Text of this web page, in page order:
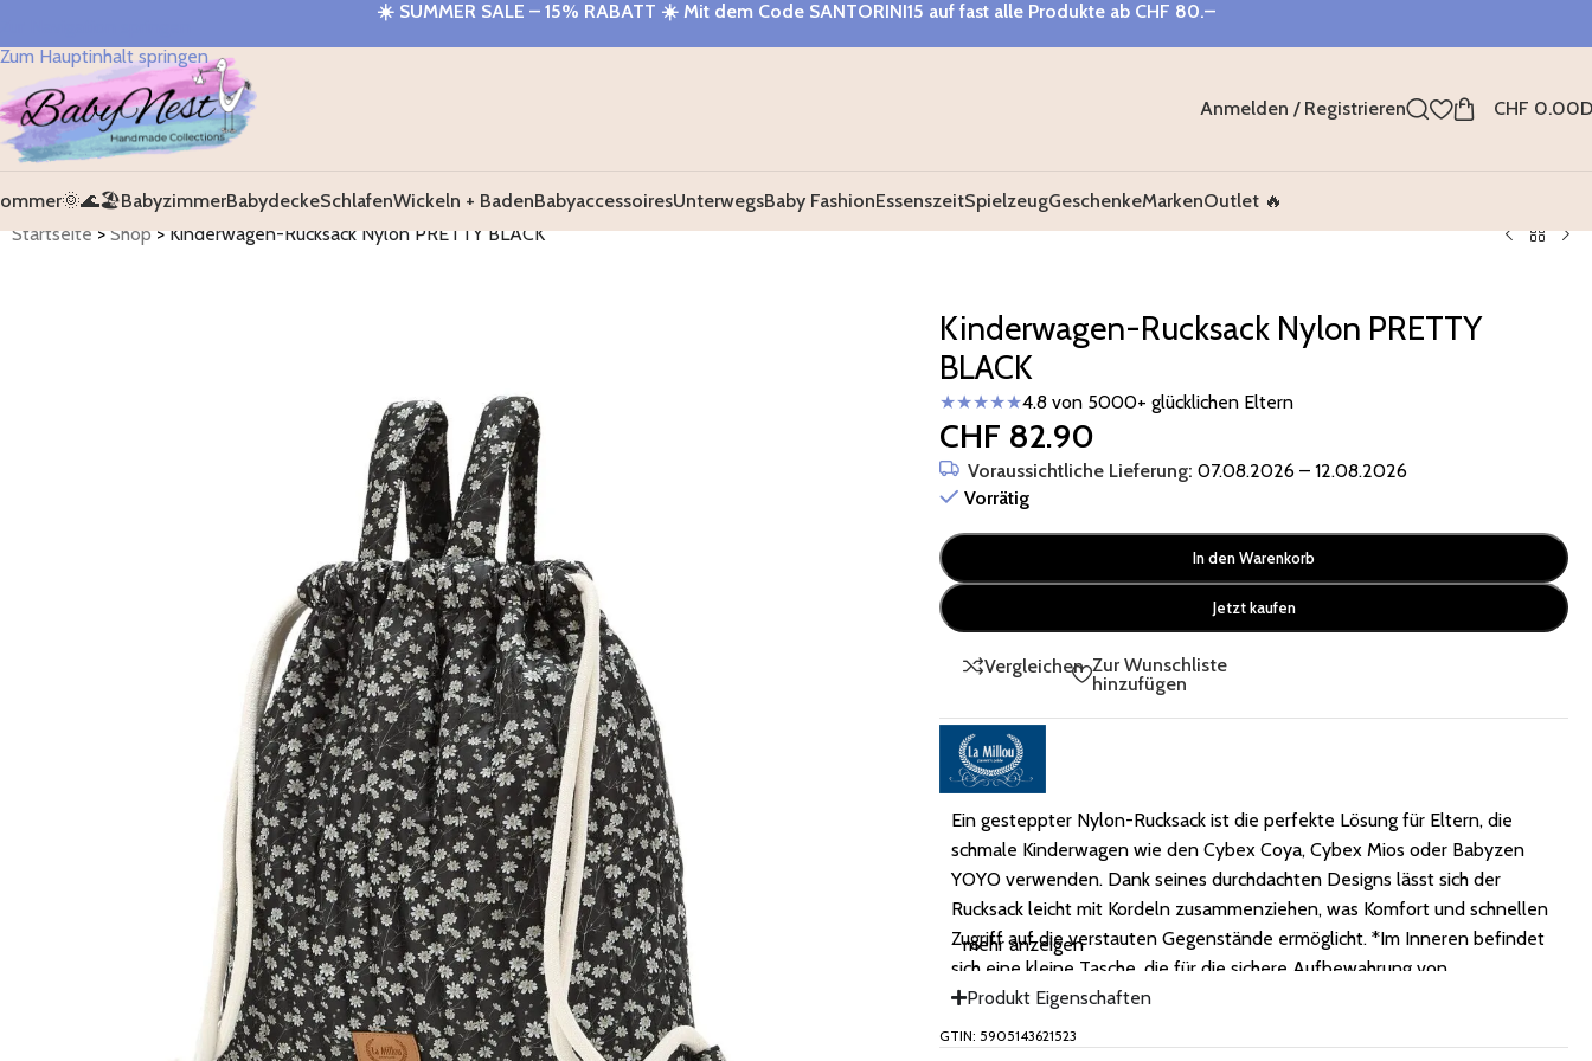
Zum Hauptinhalt springen
☀️ SUMMER SALE – 15% RABATT ☀️ Mit dem Code SANTORINI15 auf fast alle Produkte ab CHF 80.–
Anmelden / Registrieren CHF 0.00
BabyzimmerBabydeckeSchlafenWickeln + BadenBabyaccessoiresUnterwegsBaby FashionEssenszeitSpielzeugGeschenkeMarkenOutlet 🔥
Startseite>Shop>Kinderwagen-Rucksack Nylon PRETTY BLACK
Kinderwagen-Rucksack Nylon PRETTY
BLACK
★★★★★4.8 von 5000+ glücklichen Eltern
CHF 82.90
Voraussichtliche Lieferung: 07.08.2026 – 12.08.2026
Vorrätig
In den Warenkorb
Jetzt kaufen
Vergleichen Zur Wunschliste
hinzufügen
Ein gesteppter Nylon-Rucksack ist die perfekte Lösung für Eltern, die
schmale Kinderwagen wie den Cybex Coya, Cybex Mios oder Babyzen
YOYO verwenden. Dank seines durchdachten Designs lässt sich der
Rucksack leicht mit Kordeln zusammenziehen, was Komfort und schnellen
Zugriff auf die verstauten Gegenstände ermöglicht. *Im Inneren befindet
sich eine kleine Tasche, die für die sichere Aufbewahrung von
Wertgegenständen wie Schlüsseln oder einem Telefon sorgt. *Der
Rucksack kann mit Haken am Kinderwagen befestigt werden. *Die
mehr anzeigen
Produkt Eigenschaften
GTIN: 5905143621523